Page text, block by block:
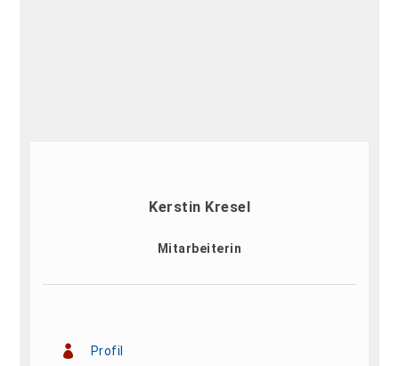
Kerstin Kresel
Mitarbeiterin
Profil